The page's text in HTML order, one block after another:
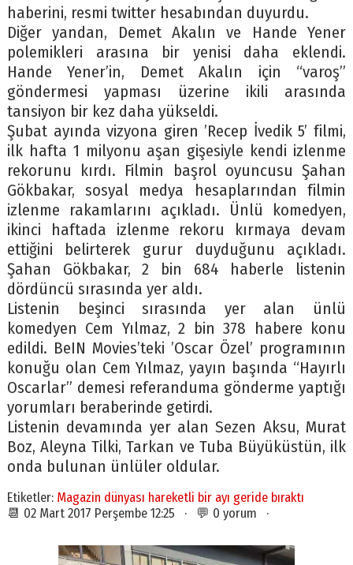
haberini, resmi twitter hesabından duyurdu.
Diğer yandan, Demet Akalın ve Hande Yener
polemikleri arasına bir yenisi daha eklendi.
Hande Yener’in, Demet Akalın için “varoş”
göndermesi yapması üzerine ikili arasında
tansiyon bir kez daha yükseldi.
Şubat ayında vizyona giren ’Recep İvedik 5’ filmi,
ilk hafta 1 milyonu aşan gişesiyle kendi izlenme
rekorunu kırdı. Filmin başrol oyuncusu Şahan
Gökbakar, sosyal medya hesaplarından filmin
izlenme rakamlarını açıkladı. Ünlü komedyen,
ikinci haftada izlenme rekoru kırmaya devam
ettiğini belirterek gurur duyduğunu açıkladı.
Şahan Gökbakar, 2 bin 684 haberle listenin
dördüncü sırasında yer aldı.
Listenin beşinci sırasında yer alan ünlü
komedyen Cem Yılmaz, 2 bin 378 habere konu
edildi. BeIN Movies’teki ’Oscar Özel’ programının
konuğu olan Cem Yılmaz, yayın başında “Hayırlı
Oscarlar” demesi referanduma gönderme yaptığı
yorumları beraberinde getirdi.
Listenin devamında yer alan Sezen Aksu, Murat
Boz, Aleyna Tilki, Tarkan ve Tuba Büyüküstün, ilk
onda bulunan ünlüler oldular.
Etiketler: Magazin dünyası hareketli bir ayı geride bıraktı
📆 02 Mart 2017 Perşembe 12:25 · 💬 0 yorum ·